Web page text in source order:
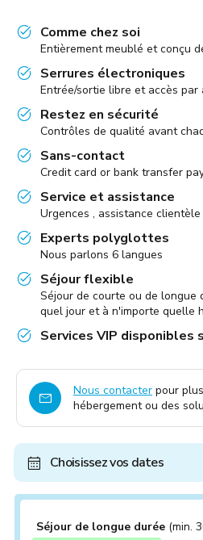
Comme chez soi
Entièrement meublé et conçu
Serrures électroniques
Entrée/sortie libre et accès par
Restez en sécurité
Contrôles de qualité avant
Sans-contact
Credit card or bank transfer
Service et assistance
Urgences , assistance
Experts polyglottes
Nous parlons 6 langues
Séjour flexible
Séjour de courte ou de longue
quel jour et à n'importe quelle
Services VIP disponibles
Nous contacter pour
hébergement ou des
Choisissez vos dates
Séjour de longue durée (min.